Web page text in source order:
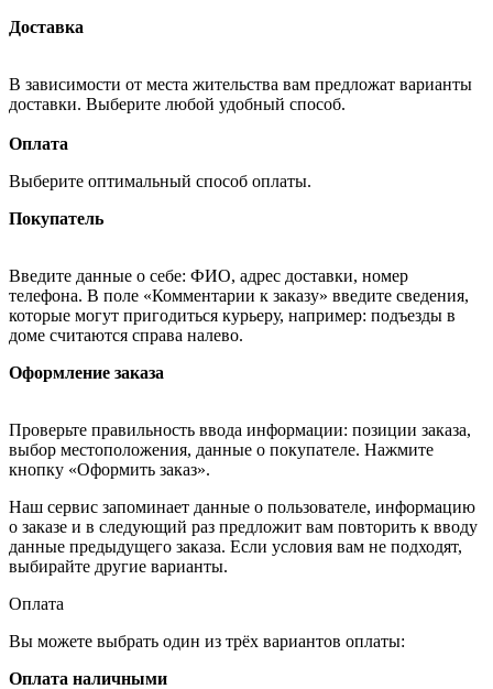
Доставка
В зависимости от места жительства вам предложат варианты
доставки. Выберите любой удобный способ.
Оплата
Выберите оптимальный способ оплаты.
Покупатель
Введите данные о себе: ФИО, адрес доставки, номер
телефона. В поле «Комментарии к заказу» введите сведения,
которые могут пригодиться курьеру, например: подъезды в
доме считаются справа налево.
Оформление заказа
Проверьте правильность ввода информации: позиции заказа,
выбор местоположения, данные о покупателе. Нажмите
кнопку «Оформить заказ».
Наш сервис запоминает данные о пользователе, информацию
о заказе и в следующий раз предложит вам повторить к вводу
данные предыдущего заказа. Если условия вам не подходят,
выбирайте другие варианты.
Оплата
Вы можете выбрать один из трёх вариантов оплаты:
Оплата наличными